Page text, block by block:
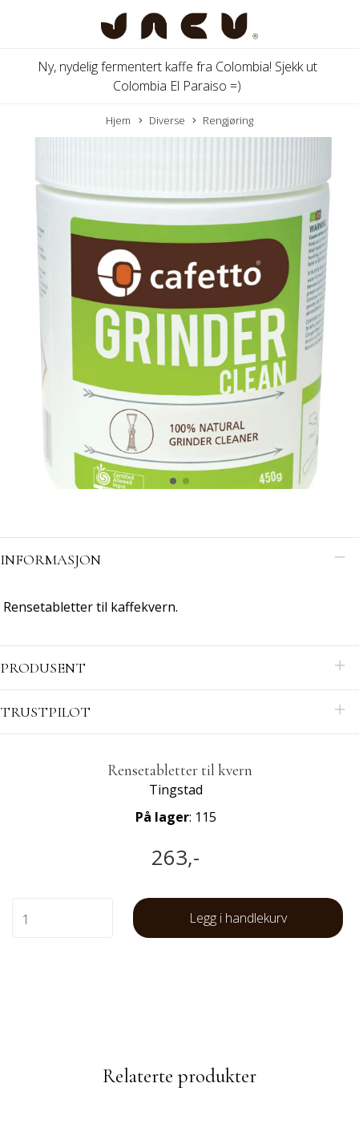
Ny, nydelig fermentert kaffe fra Colombia! Sjekk ut
Colombia El Paraiso =)
Hjem Diverse Rengjøring
INFORMASJON
Rensetabletter til kaffekvern.
PRODUSENT
TRUSTPILOT
Rensetabletter til kvern
Tingstad
På lager: 115
263,-
Legg i handlekurv
Relaterte produkter